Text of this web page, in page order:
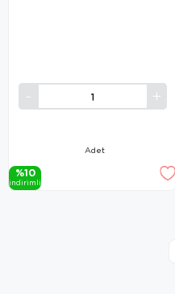
Adet
%10
i̇ndi̇ri̇mli̇